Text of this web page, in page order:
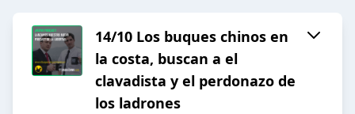
14/10 Los buques chinos en
la costa, buscan a el
clavadista y el perdonazo de
los ladrones